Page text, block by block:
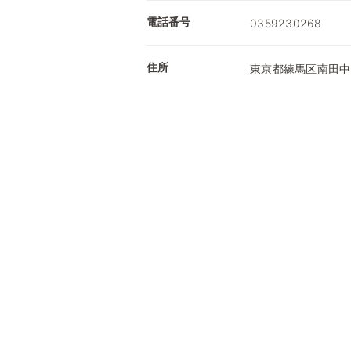
電話番号 0359230268
住所 東京都練馬区南田